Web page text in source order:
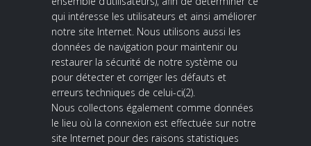
qui intéresse les utilisateurs et ainsi améliorer
notre site Internet. Nous utilisons aussi les
données de navigation pour maintenir ou
restaurer la sécurité de notre système ou
pour détecter et corriger les défauts et
erreurs techniques de celui-ci(2).
Nous collectons également comme données
le lieu où la connexion est effectuée sur notre
site Internet pour des raisons statistiques